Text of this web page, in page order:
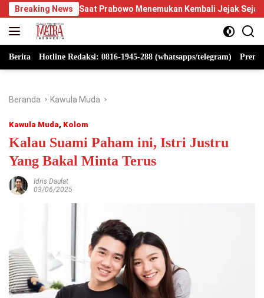
Langsung
ke
konten
Breaking News
Saat Prabowo Menemukan Kembali Jejak Sejarah IPDN
Berita Hotline Redaksi: 0816-1945-288 (whatsapps/telegram)
Beranda Kawula Muda
Kawula Muda, Kolom
Kalau Suami Paham ini, Istri Justru
Yang Bakal Minta Terus
Idris Daulat
03/06/2025